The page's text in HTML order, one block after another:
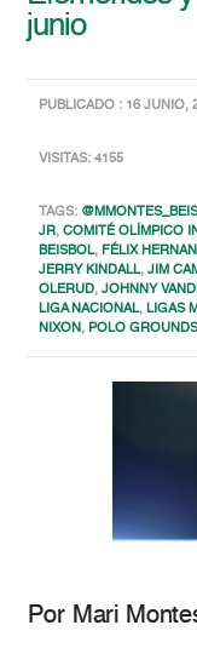
junio
PUBLICADO : 16 JUNIO,
VISITAS: 4155
TAGS:
JR,COMITÉ OLÍMPICO
BEISBOL, FÉLIX
JERRY KINDALL,JIM
OLERUD,JOHNNY
LIGA NACIONAL,LIGAS
NIXON, POLO
Por Mari